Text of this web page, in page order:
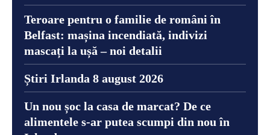
Teroare pentru o familie de români în
Belfast: mașina incendiată, indivizi
mascați la ușă – noi detalii
Știri Irlanda 8 august 2026
Un nou șoc la casa de marcat? De ce
alimentele s-ar putea scumpi din nou în